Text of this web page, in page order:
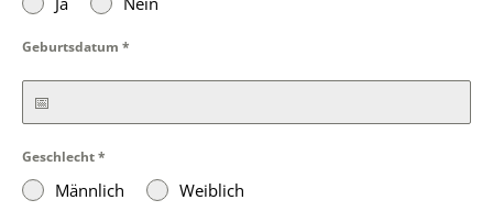
Geburtsdatum *
Geschlecht*
Männlich Weiblich